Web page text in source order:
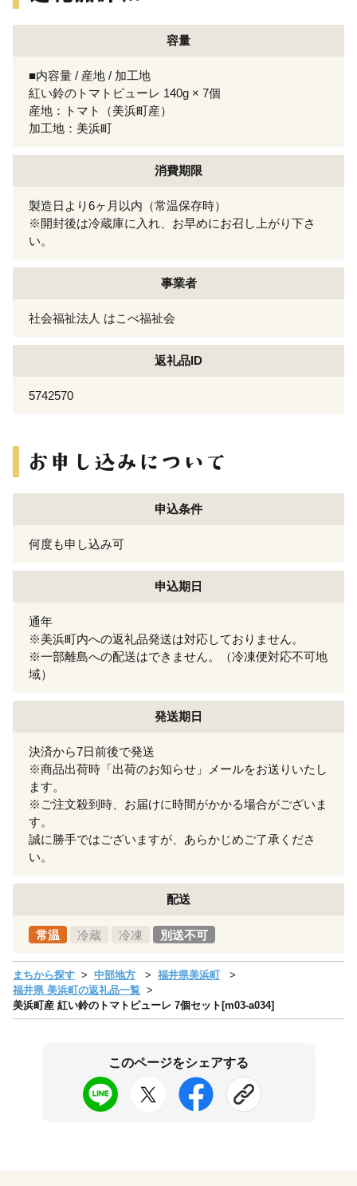
容量
■内容量 / 産地 / 加工地
紅い鈴のトマトピューレ 140g × 7個
産地：トマト（美浜町産）
加工地：美浜町
消費期限
製造日より6ヶ月以内（常温保存時）
※開封後は冷蔵庫に入れ、お早めにお召し上がり下さ
い。
事業者
社会福祉法人 はこべ福祉会
返礼品ID
5742570
申込条件
何度も申し込み可
申込期日
通年
※美浜町内への返礼品発送は対応しておりません。
※一部離島への配送はできません。（冷凍便対応不可地
域）
発送期日
決済から7日前後で発送
※商品出荷時「出荷のお知らせ」メールをお送りいたし
ます。
※ご注文殺到時、お届けに時間がかかる場合がございま
す。
誠に勝手ではございますが、あらかじめご了承くださ
い。
配送
常温 冷蔵 冷凍 別送不可
まちから探す 中部地方
福井県美浜町
福井県 美浜町の返礼品一覧
美浜町産 紅い鈴のトマトピューレ 7個セット[m03-a034]
このページをシェアする